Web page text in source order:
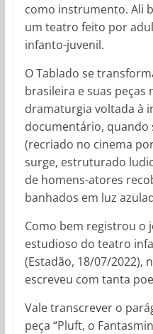
como instrumento. Ali
um teatro feito por
infanto-juvenil.
O Tablado se
brasileira e suas peças
dramaturgia voltada à
documentário, quando
(recriado no cinema
surge, estruturado
de homens-atores
banhados em luz
Como bem registrou o
estudioso do teatro
(Estadão, 18/07/2022),
escreveu com tanta
Vale transcrever o
peça “Pluft, o